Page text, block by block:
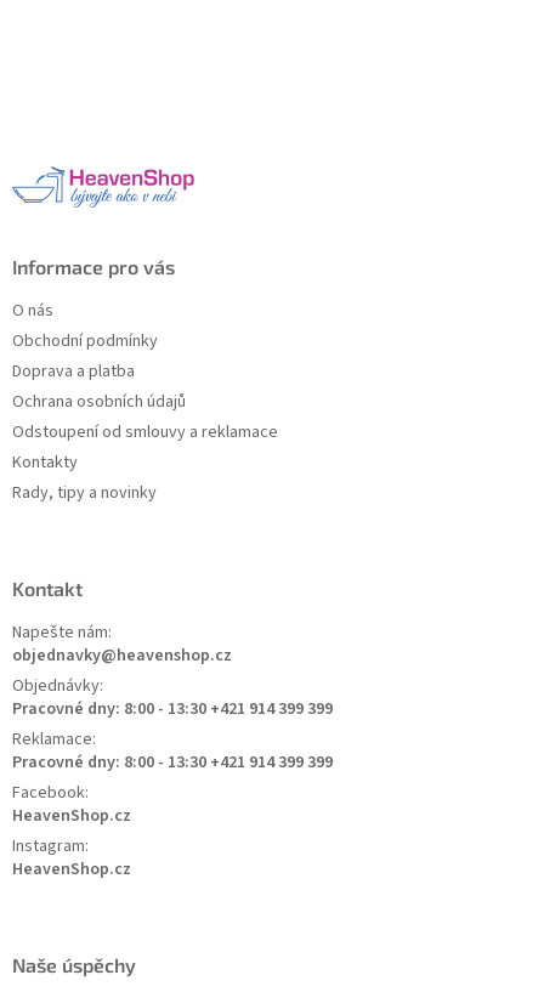
Informace pro vás
O nás
Obchodní podmínky
Doprava a platba
Ochrana osobních údajů
Odstoupení od smlouvy a reklamace
Kontakty
Rady, tipy a novinky
Kontakt
Napešte nám:
objednavky@heavenshop.cz
Objednávky:
Pracovné dny: 8:00 - 13:30 +421 914 399 399
Reklamace:
Pracovné dny: 8:00 - 13:30 +421 914 399 399
Facebook:
HeavenShop.cz
Instagram:
HeavenShop.cz
Naše úspěchy